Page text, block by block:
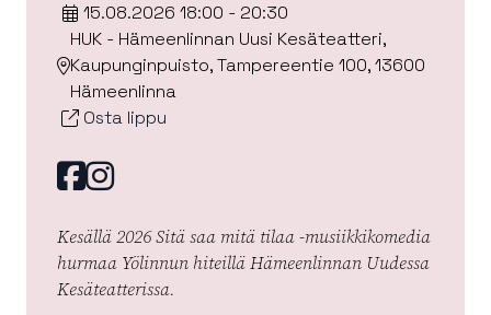
15.08.2026 18:00 - 20:30
HUK - Hämeenlinnan Uusi Kesäteatteri,
Kaupunginpuisto, Tampereentie 100, 13600
Hämeenlinna
Osta lippu
Facebook
instagram
Kesällä 2026 Sitä saa mitä tilaa -musiikkikomedia
hurmaa Yölinnun hiteillä Hämeenlinnan Uudessa
Kesäteatterissa.